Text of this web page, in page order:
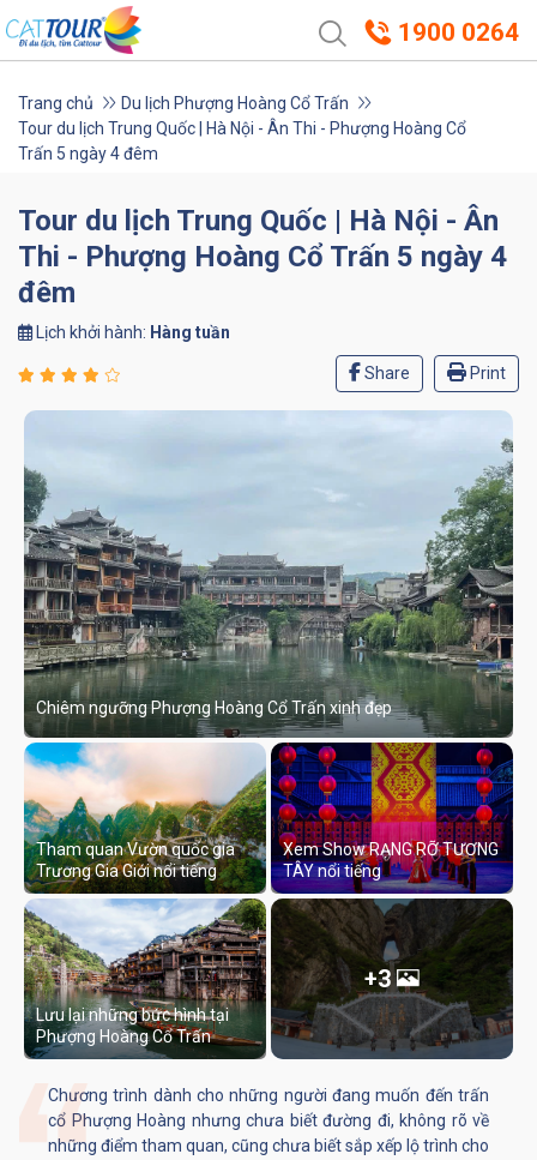
1900 0264
Trang chủ
Du lịch Phượng Hoàng Cổ Trấn
Tour du lịch Trung Quốc | Hà Nội - Ân Thi - Phượng Hoàng Cổ
Trấn 5 ngày 4 đêm
Tour du lịch Trung Quốc | Hà Nội - Ân
Thi - Phượng Hoàng Cổ Trấn 5 ngày 4
đêm
Lịch khởi hành: Hàng tuần
Share Print
Chiêm ngưỡng Phượng Hoàng Cổ Trấn xinh đẹp
Tham quan Vườn quốc gia
Trương Gia Giới nổi tiếng
Xem Show RẠNG RỠ TƯƠNG
TÂY nổi tiếng
Lưu lại những bức hình tại
Phượng Hoàng Cổ Trấn
+3
Chương trình dành cho những người đang muốn đến trấn
cổ Phượng Hoàng nhưng chưa biết đường đi, không rõ về
những điểm tham quan, cũng chưa biết sắp xếp lộ trình cho